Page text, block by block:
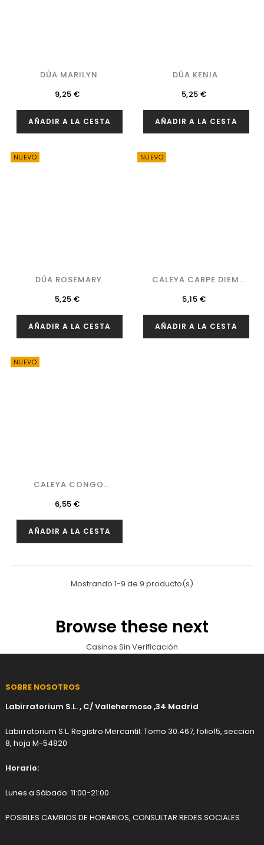
DÚA MARILYN
Precio
9,25 €
AÑADIR A LA CESTA
DÚA KENIA
Precio
5,25 €
AÑADIR A LA CESTA
NUEVO
DÚA ROSEMARY
Precio
5,25 €
AÑADIR A LA CESTA
NUEVO
CALEYA CARPE DIEM
DDH
Precio
5,15 €
AÑADIR A LA CESTA
NUEVO
CALEYA CONGO
MAYUANO
Precio
6,55 €
AÑADIR A LA CESTA
Mostrando 1-9 de 9 producto(s)
Browse these next
Casinos Sin Verificación
SOBRE NOSOTROS
Labirratorium S.L. , C/ Vallehermoso ,34 Madrid
Labirratorium S.L. Registro Mercantil: Tomo 30.467, folio15, seccion
8, hoja M-54820
Horario:
Lunes a Sábado: 11:00-21:00
POSIBLES CAMBIOS DE HORARIOS, CONSULTAR REDES SOCIALES